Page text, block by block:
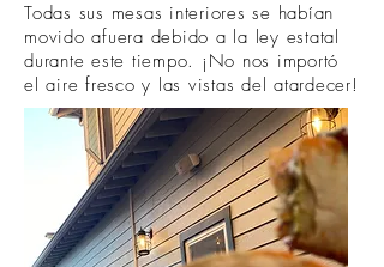
Todas sus mesas interiores se habían
movido afuera debido a la ley estatal
durante este tiempo. ¡No nos importó
el aire fresco y las vistas del atardecer!